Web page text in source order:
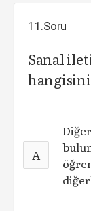
11.Soru
Sanal
hangisini
A